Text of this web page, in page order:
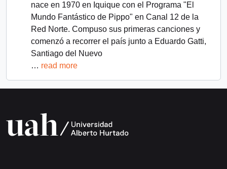
nace en 1970 en Iquique con el Programa "El
Mundo Fantástico de Pippo" en Canal 12 de la
Red Norte. Compuso sus primeras canciones y
comenzó a recorrer el país junto a Eduardo Gatti,
Santiago del Nuevo
… read more